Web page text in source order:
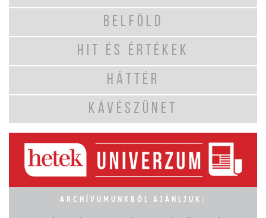
BELFÖLD
HIT ÉS ÉRTÉKEK
HÁTTÉR
KÁVÉSZÜNET
ARCHÍVUMUNKBÓL AJÁNLJUK: